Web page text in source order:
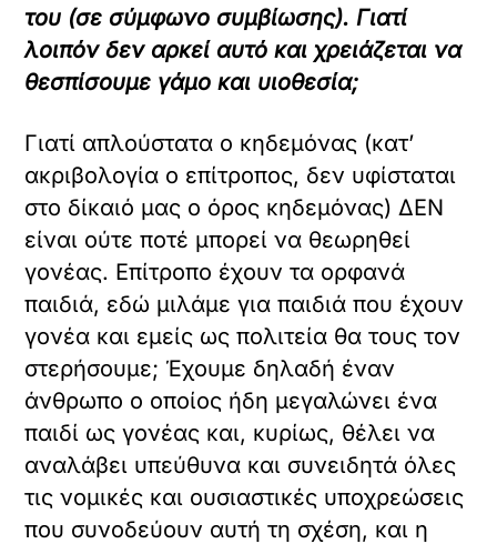
του (σε σύμφωνο συμβίωσης). Γιατί
λοιπόν δεν αρκεί αυτό και χρειάζεται να
θεσπίσουμε γάμο και υιοθεσία;
Γιατί απλούστατα ο κηδεμόνας (κατ’
ακριβολογία ο επίτροπος, δεν υφίσταται
στο δίκαιό μας ο όρος κηδεμόνας) ΔΕΝ
είναι ούτε ποτέ μπορεί να θεωρηθεί
γονέας. Επίτροπο έχουν τα ορφανά
παιδιά, εδώ μιλάμε για παιδιά που έχουν
γονέα και εμείς ως πολιτεία θα τους τον
στερήσουμε; Έχουμε δηλαδή έναν
άνθρωπο ο οποίος ήδη μεγαλώνει ένα
παιδί ως γονέας και, κυρίως, θέλει να
αναλάβει υπεύθυνα και συνειδητά όλες
τις νομικές και ουσιαστικές υποχρεώσεις
που συνοδεύουν αυτή τη σχέση, και η